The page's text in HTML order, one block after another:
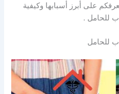
على أبرز أسبابها وكيفية
للحامل .
للحامل